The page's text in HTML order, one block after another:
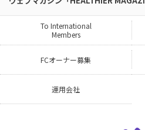
To International
Members
FCオーナー募集
運用会社